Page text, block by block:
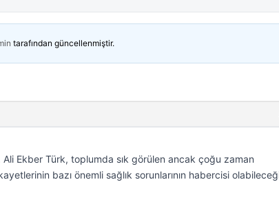
tarafından güncellenmiştir.
Ali Ekber Türk, toplumda sık görülen ancak çoğu zaman
bazı önemli sağlık sorunlarının habercisi